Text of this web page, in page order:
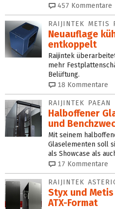
457 Kommentare
RAIJINTEK METIS
Neuauflage
entkoppelt
Raijintek
mehr
Belüftung.
18 Kommentare
RAIJINTEK PAEAN
Halboffener
und
Mit seinem
Glaselementen soll
als Showcase als
17 Kommentare
RAIJINTEK
Styx und
ATX-Format